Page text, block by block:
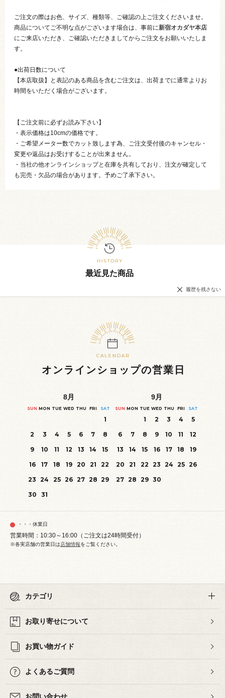
ご注文の際はお色、サイズ、種類等、ご確認の上ご注文くださいませ。
商品についてご不明な点がございます場合は、事前に新宿オカダヤ本店
にご来店いただき、ご確認いただきましてからご注文をお願いいたしま
す。
●出荷日数について
【本店取扱】と表記のある商品を含むご注文は、出荷までに通常よりお
時間をいただく場合がございます。
【ご注文前に必ずお読み下さい】
・表示価格は10cmの価格です。
・ご希望メーター数でカット致します為、ご注文受付後のキャンセル・
変更や返品はお受けすることが出来ません。
・当社の他オンラインショップと在庫を共有しており、注文が確定して
も完売・欠品の場合があります。予めご了承下さい。
最近見た商品
履歴を残さない
オンラインショップの営業日
8月
SUN MON TUE WED THU FRI SAT
1
2
3 4 5 6 7
8
9
10 11 12 13 14
15
16
17 18 19 20 21
22
23 24 25 26 27 28 29
30
31
9月
SUN MON TUE WED THU FRI SAT
1 2 3 4
5
6
7 8 9 10 11
12
13
14 15 16 17 18
19
20
21 22 23 24 25 26
27 28 29 30
・・・休業日
営業時間：10:30～16:00（ご注文は24時間受付）
※各実店舗の営業日は店舗情報をご覧ください。
カテゴリ
お取り寄せについて
お買い物ガイド
よくあるご質問